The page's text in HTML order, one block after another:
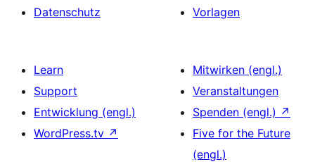
Datenschutz
Vorlagen
Learn
Support
Entwicklung (engl.)
WordPress.tv ↗
Mitwirken (engl.)
Veranstaltungen
Spenden (engl.) ↗
Five for the Future
(engl.)